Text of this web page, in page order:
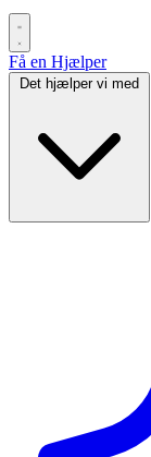
Få en Hjælper
Det hjælper vi med